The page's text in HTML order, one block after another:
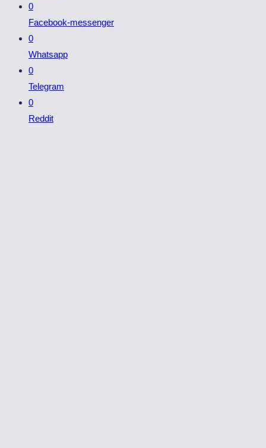
0
Facebook-messenger
0
Whatsapp
0
Telegram
0
Reddit